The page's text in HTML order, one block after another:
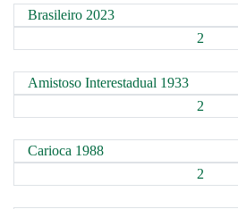
Brasileiro 2023
2
Amistoso Interestadual 1933
2
Carioca 1988
2